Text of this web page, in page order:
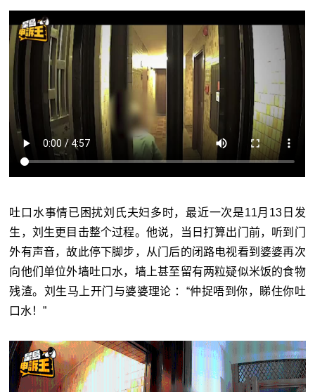
吐口水事情已困扰刘氏夫妇多时，最近一次是11月13日发
生，刘生更目击整个过程。他说，当日打算出门前，听到门
外有声音，故此停下脚步，从门后的闭路电视看到婆婆再次
向他们单位外墙吐口水，墙上甚至留有两粒疑似米饭的食物
残渣。刘生马上开门与婆婆理论 ：“仲捉唔到你，睇住你吐
口水！”